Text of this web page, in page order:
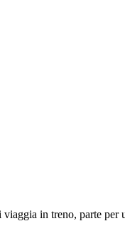
in treno, parte per